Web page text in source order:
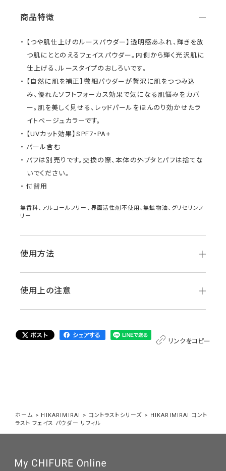
商品特徴
【つや肌仕上げのルースパウダー】透明感あふれ、輝きを放
つ肌にととのえるフェイスパウダー。内側から輝く光沢肌に
仕上げる、ルースタイプのおしろいです。
【自然に肌を補正】微細パウダーが贅沢に肌をつつみ込
み、優れたソフトフォーカス効果で気になる肌悩みをカバ
ー。肌を美しく見せる、レッドパールをほんのり効かせたラ
イトベージュカラーです。
【UVカット効果】SPF7・PA+
パール含む
パフは別売りです。交換の際、本体の外ブタとパフは捨てな
いでください。
付替用
無香料、アルコールフリー、界面活性剤不使用、無鉱物油、グリセリンフ
リー
使用方法
使用上の注意
リンクをコピー
ホーム > HIKARIMIRAI > コントラストシリーズ > HIKARIMIRAI コント
ラスト フェイス パウダー リフィル